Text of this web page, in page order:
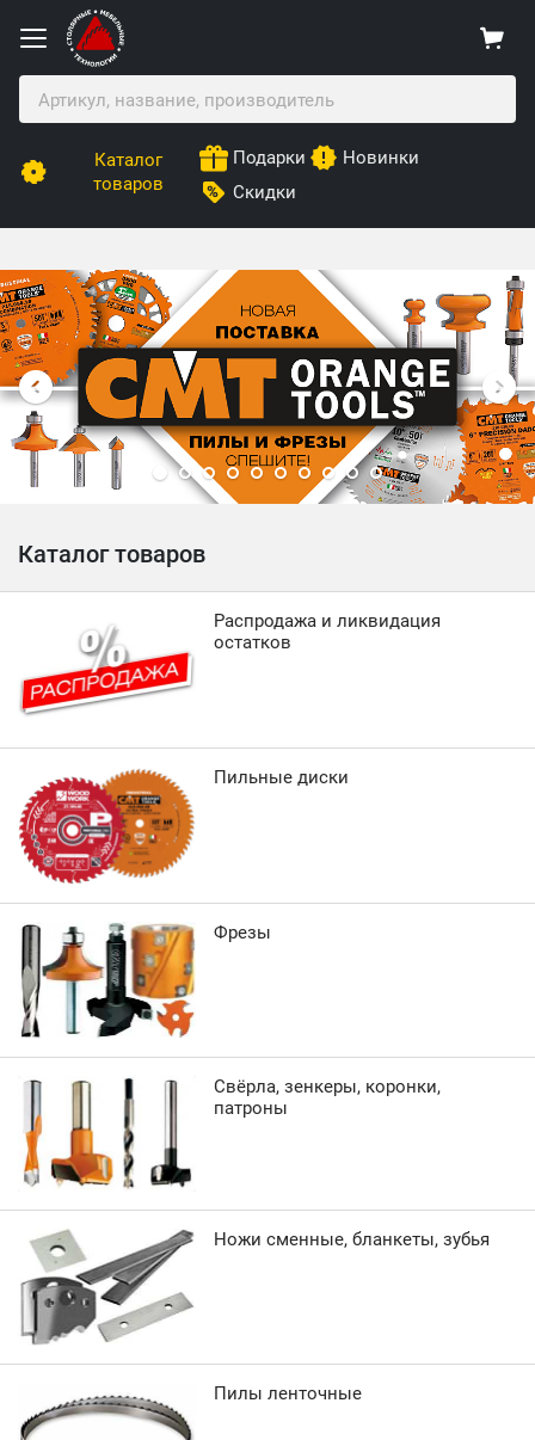
Каталог
товаров
Подарки
Новинки
Скидки
Столярные Мебельные Технологии
Каталог товаров
Распродажа и ликвидация
остатков
Пильные диски
Фрезы
Свёрла, зенкеры, коронки,
патроны
Ножи сменные, бланкеты, зубья
Пилы ленточные